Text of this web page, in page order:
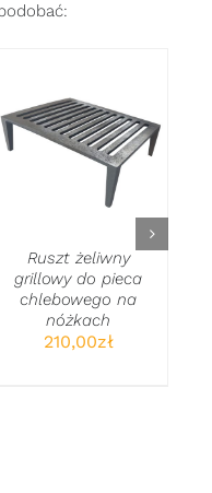
DODAJ DO
KOSZYKA
/
SZCZEGÓŁY
Ruszt żeliwny
grillowy do pieca
chlebowego na
nóżkach
210,00zł